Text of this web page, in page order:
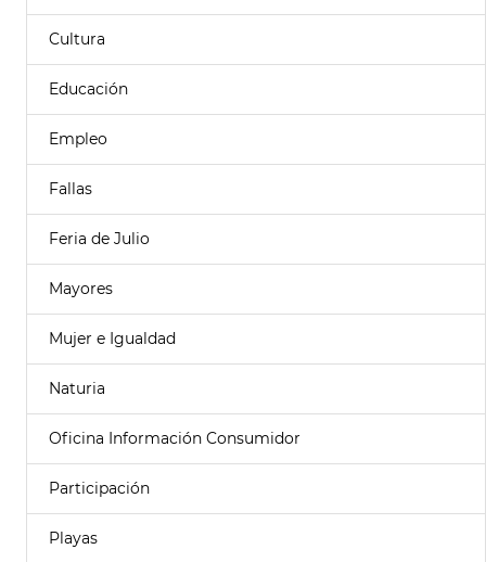
Cultura
Educación
Empleo
Fallas
Feria de Julio
Mayores
Mujer e Igualdad
Naturia
Oficina Información Consumidor
Participación
Playas